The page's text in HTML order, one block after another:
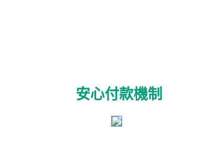
安心付款機制